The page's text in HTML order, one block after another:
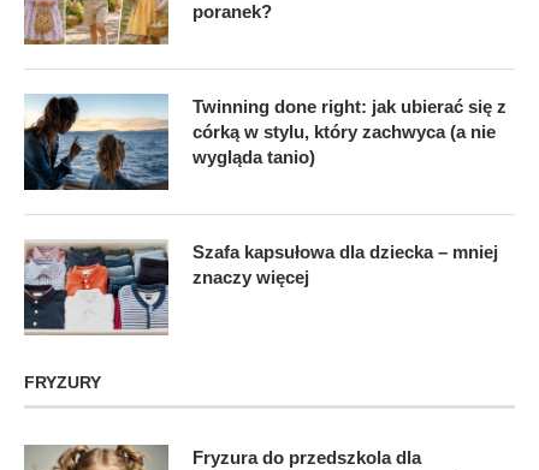
poranek?
Twinning done right: jak ubierać się z
córką w stylu, który zachwyca (a nie
wygląda tanio)
Szafa kapsułowa dla dziecka – mniej
znaczy więcej
FRYZURY
Fryzura do przedszkola dla